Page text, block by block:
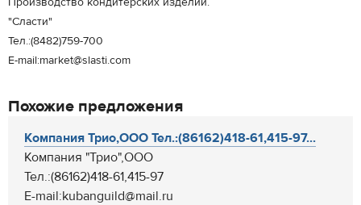
"Сласти"
Тел.:(8482)759-700
E-mail:market@slasti.com
Похожие предложения
Компания Трио,ООО Тел.:(86162)418-61,415-97...
Компания "Трио",ООО
Тел.:(86162)418-61,415-97
E-mail:kubanguild@mail.ru